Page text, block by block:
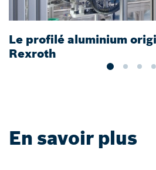
Le profilé aluminium
Rexroth
En savoir plus